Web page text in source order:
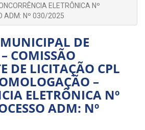
ELETRÔNICA Nº
ADM: Nº 030/2025
DE
COMISSÃO
DE LICITAÇÃO CPL
–
ELETRÔNICA Nº
ADM: Nº